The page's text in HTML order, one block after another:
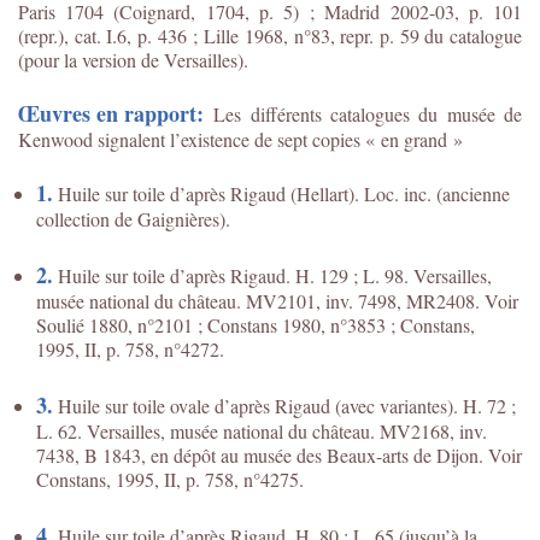
Paris 1704 (Coignard, 1704, p. 5) ; Madrid 2002-03, p. 101
(repr.), cat. I.6, p. 436 ; Lille 1968, n°83, repr. p. 59 du catalogue
(pour la version de Versailles).
Œuvres en rapport: Les différents catalogues du musée de
Kenwood signalent l’existence de sept copies « en grand »
1. Huile sur toile d’après Rigaud (Hellart). Loc. inc. (ancienne
collection de Gaignières).
2. Huile sur toile d’après Rigaud. H. 129 ; L. 98. Versailles,
musée national du château. MV2101, inv. 7498, MR2408. Voir
Soulié 1880, n°2101 ; Constans 1980, n°3853 ; Constans,
1995, II, p. 758, n°4272.
3. Huile sur toile ovale d’après Rigaud (avec variantes). H. 72 ;
L. 62. Versailles, musée national du château. MV2168, inv.
7438, B 1843, en dépôt au musée des Beaux-arts de Dijon. Voir
Constans, 1995, II, p. 758, n°4275.